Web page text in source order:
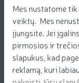
Mes nustatome
veiktų. Mes
įjungsite. Jei
pirmosios ir
slapukus, kad
reklamą, kuri